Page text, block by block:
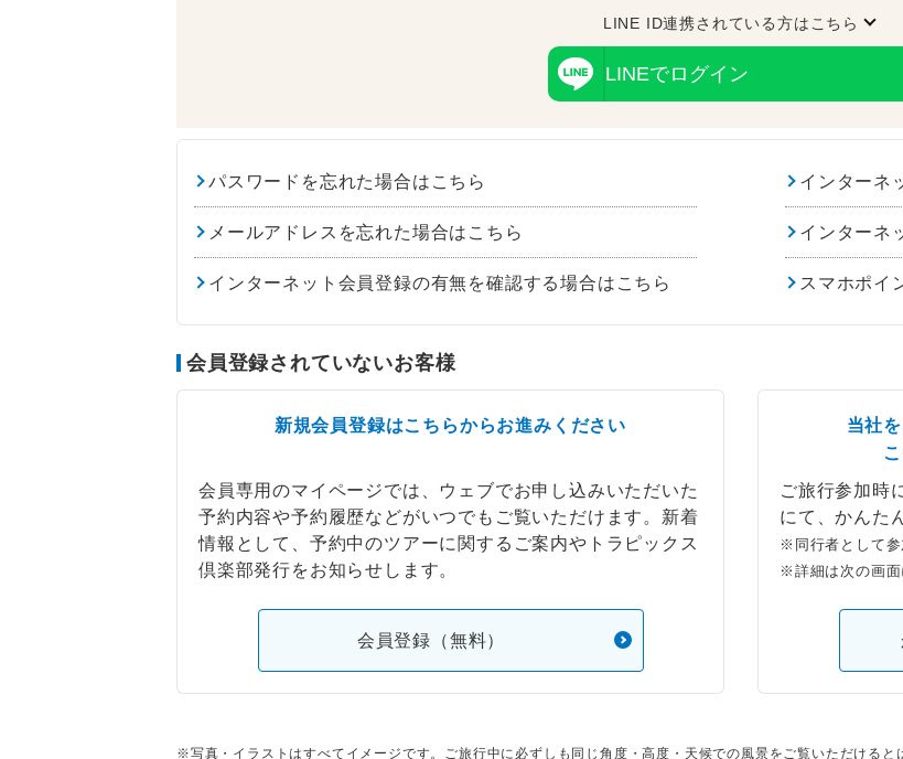
LINE ID連携されている方はこちら
LINEでログイン
パスワードを忘れた場合はこちら インターネ
メールアドレスを忘れた場合はこちら インターネ
インターネット会員登録の有無を確認する場合はこちら スマホポイ
会員登録されていないお客様
新規会員登録はこちらからお進みください
会員専用のマイページでは、ウェブでお申し込みいただいた
予約内容や予約履歴などがいつでもご覧いただけます。新着
情報として、予約中のツアーに関するご案内やトラピックス
倶楽部発行をお知らせします。
会員登録（無料）
当社
ご旅行参加時
にて、かんた
※同行者として参
※詳細は次の画面
※写真・イラストはすべてイメージです。ご旅行中に必ずしも同じ角度・高度・天候での風景をご覧いただけると